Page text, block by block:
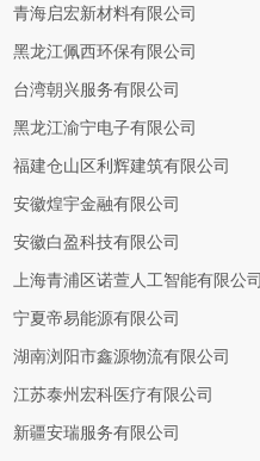
青海启宏新材料有限公司
黑龙江佩西环保有限公司
台湾朝兴服务有限公司
黑龙江渝宁电子有限公司
福建仓山区利辉建筑有限公司
安徽煌宇金融有限公司
安徽白盈科技有限公司
上海青浦区诺萱人工智能有限公司
宁夏帝易能源有限公司
湖南浏阳市鑫源物流有限公司
江苏泰州宏科医疗有限公司
新疆安瑞服务有限公司